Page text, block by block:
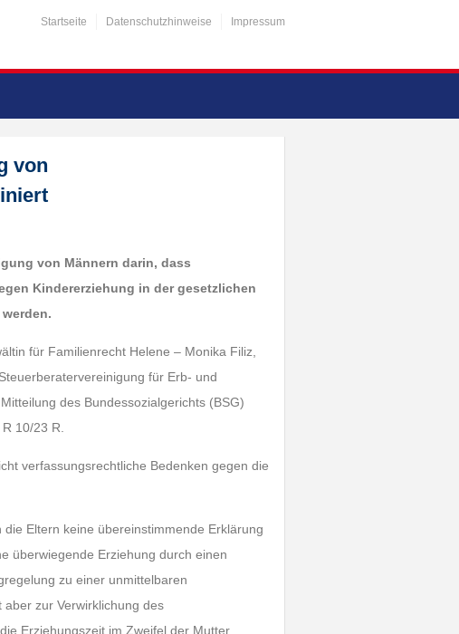
Startseite Datenschutzhinweise Impressum
von
von Männern darin, dass
Kindererziehung in der gesetzlichen
für Familienrecht Helene – Monika Filiz,
für Erb- und
des Bundessozialgerichts (BSG)
10/23 R.
verfassungsrechtliche Bedenken gegen die
Eltern keine übereinstimmende Erklärung
überwiegende Erziehung durch einen
zu einer unmittelbaren
zur Verwirklichung des
Erziehungszeit im Zweifel der Mutter